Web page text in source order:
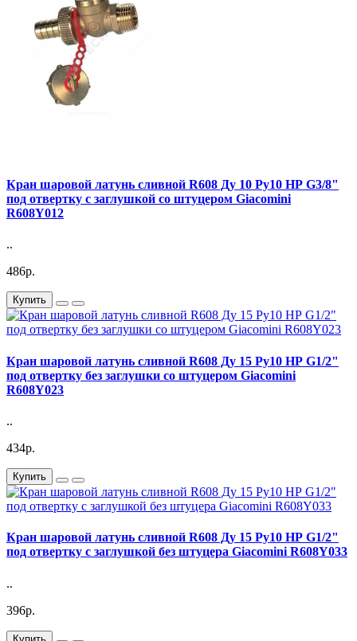
Кран шаровой латунь сливной R608 Ду 10 Ру10 НР G3/8"
под отвертку с заглушкой со штуцером Giacomini
R608Y012
..
486р.
Купить
Кран шаровой латунь сливной R608 Ду 15 Ру10 НР G1/2"
под отвертку без заглушки со штуцером Giacomini
R608Y023
..
434р.
Купить
Кран шаровой латунь сливной R608 Ду 15 Ру10 НР G1/2"
под отвертку с заглушкой без штуцера Giacomini R608Y033
..
396р.